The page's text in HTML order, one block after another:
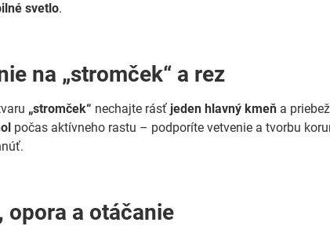
svetlo.
na „stromček“ a rez
„stromček“ nechajte rásť jeden hlavný kmeň a
počas aktívneho rastu – podporíte vetvenie a tvorbu
opora a otáčanie